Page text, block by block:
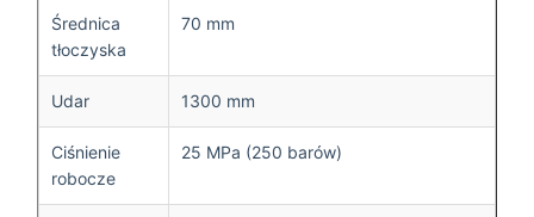
Średnica
tłoczyska
70 mm
Udar 1300 mm
Ciśnienie
robocze
25 MPa (250 barów)